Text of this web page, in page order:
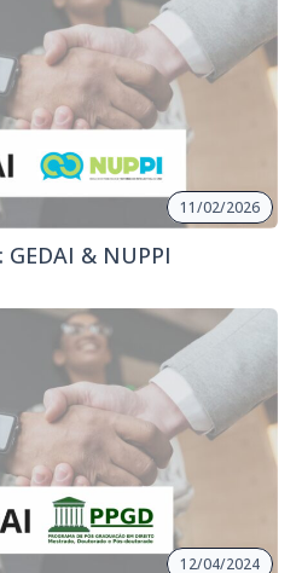
11/02/2026
& NUPPI
12/04/2024